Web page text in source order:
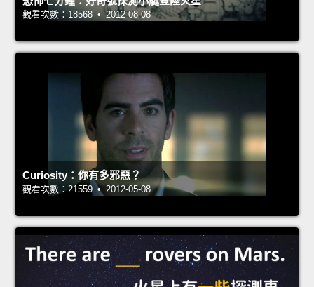
觀看次數：18568 • 2012-08-08
Curiosity：你有多邪惡？
觀看次數：21559 • 2012-05-08